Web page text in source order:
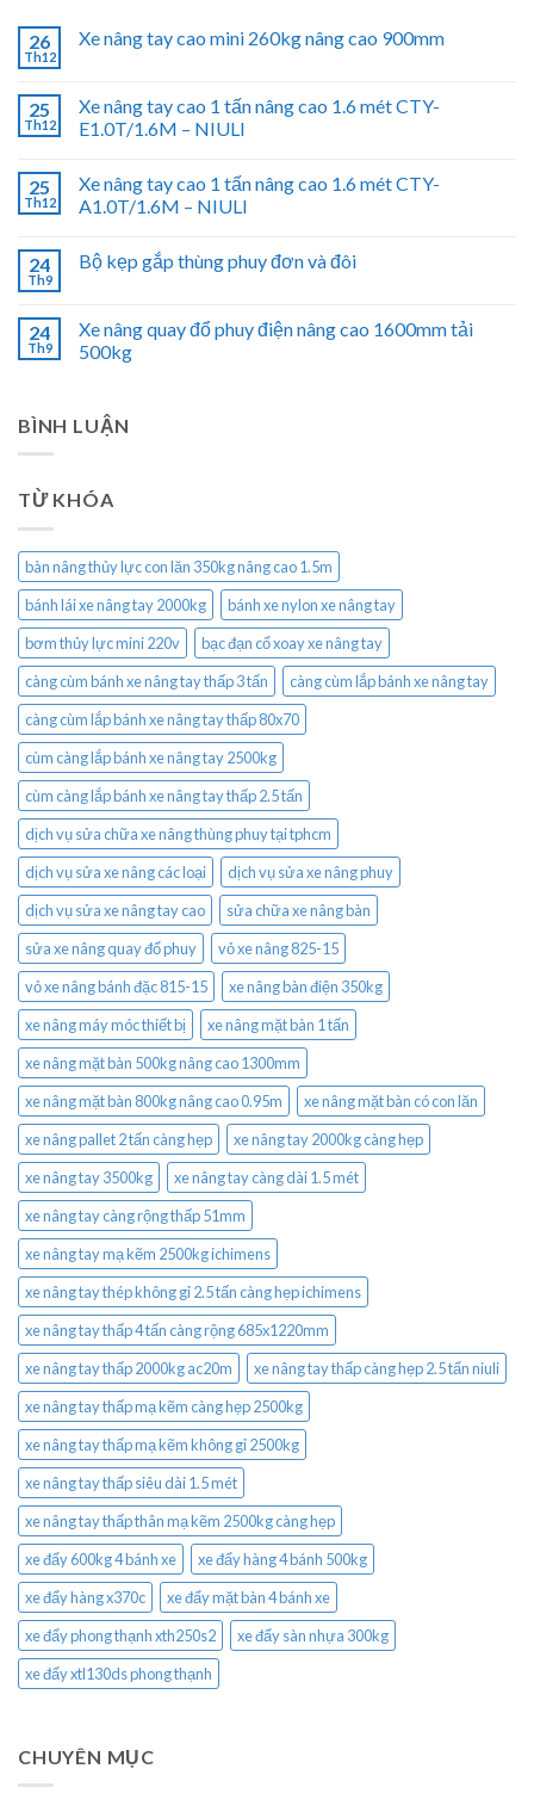
26
Th12
Xe nâng tay cao mini 260kg nâng cao 900mm
25
Th12
Xe nâng tay cao 1 tấn nâng cao 1.6 mét CTY-
E1.0T/1.6M – NIULI
25
Th12
Xe nâng tay cao 1 tấn nâng cao 1.6 mét CTY-
A1.0T/1.6M – NIULI
24
Th9
Bộ kẹp gắp thùng phuy đơn và đôi
24
Th9
Xe nâng quay đổ phuy điện nâng cao 1600mm tải
500kg
BÌNH LUẬN
TỪ KHÓA
bàn nâng thủy lực con lăn 350kg nâng cao 1.5m
bánh lái xe nâng tay 2000kg
bánh xe nylon xe nâng tay
bơm thủy lực mini 220v
bạc đạn cổ xoay xe nâng tay
càng cùm bánh xe nâng tay thấp 3 tấn
càng cùm lắp bánh xe nâng tay
càng cùm lắp bánh xe nâng tay thấp 80x70
cùm càng lắp bánh xe nâng tay 2500kg
cùm càng lắp bánh xe nâng tay thấp 2.5 tấn
dịch vụ sửa chữa xe nâng thùng phuy tại tphcm
dịch vụ sửa xe nâng các loại
dịch vụ sửa xe nâng phuy
dịch vụ sửa xe nâng tay cao
sửa chữa xe nâng bàn
sửa xe nâng quay đổ phuy
vỏ xe nâng 825-15
vỏ xe nâng bánh đặc 815-15
xe nâng bàn điện 350kg
xe nâng máy móc thiết bị
xe nâng mặt bàn 1 tấn
xe nâng mặt bàn 500kg nâng cao 1300mm
xe nâng mặt bàn 800kg nâng cao 0.95m
xe nâng mặt bàn có con lăn
xe nâng pallet 2 tấn càng hẹp
xe nâng tay 2000kg càng hẹp
xe nâng tay 3500kg
xe nâng tay càng dài 1.5 mét
xe nâng tay càng rộng thấp 51mm
xe nâng tay mạ kẽm 2500kg ichimens
xe nâng tay thép không gỉ 2.5 tấn càng hẹp ichimens
xe nâng tay thấp 4 tấn càng rộng 685x1220mm
xe nâng tay thấp 2000kg ac20m
xe nâng tay thấp càng hẹp 2.5 tấn niuli
xe nâng tay thấp mạ kẽm càng hẹp 2500kg
xe nâng tay thấp mạ kẽm không gỉ 2500kg
xe nâng tay thấp siêu dài 1.5 mét
xe nâng tay thấp thân mạ kẽm 2500kg càng hẹp
xe đẩy 600kg 4 bánh xe
xe đẩy hàng 4 bánh 500kg
xe đẩy hàng x370c
xe đẩy mặt bàn 4 bánh xe
xe đẩy phong thạnh xth250s2
xe đẩy sàn nhựa 300kg
xe đẩy xtl130ds phong thạnh
CHUYÊN MỤC